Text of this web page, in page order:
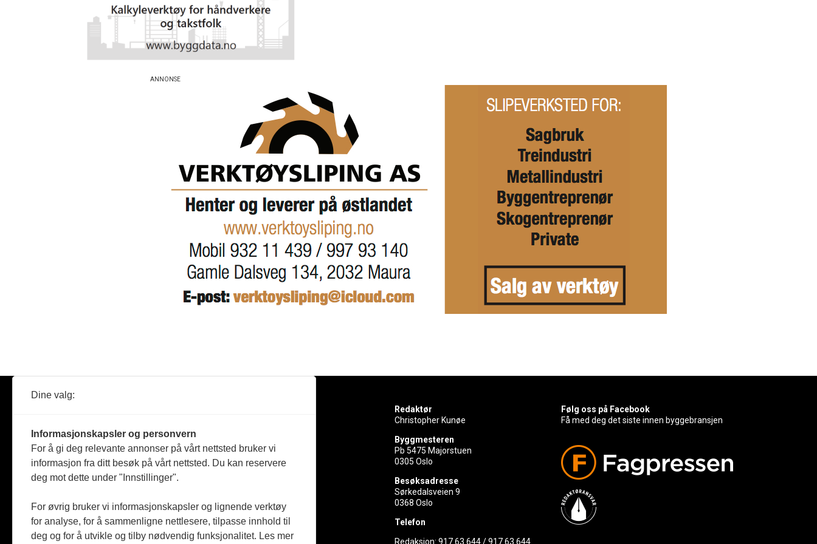
Reportasje
Produkter
Jobbmarked
Redaktør
Christopher Kunøe
Byggmesteren
Pb 5475 Majorstuen
0305 Oslo
Besøksadresse
Sørkedalsveien 9
0368 Oslo
Telefon
Redaksjon:917 63 644/917 63 644
Følg oss på Facebook
Få med deg det siste innen byggebransjen
Dine valg:
Informasjonskapsler og personvern
For å gi deg relevante annonser på vårt nettsted bruker vi
informasjon fra ditt besøk på vårt nettsted. Du kan reservere
deg mot dette under "Innstillinger".
For øvrig bruker vi informasjonskapsler og lignende verktøy
for analyse, for å sammenligne nettlesere, tilpasse innhold til
deg og for å utvikle og tilby nødvendig funksjonalitet. Les mer